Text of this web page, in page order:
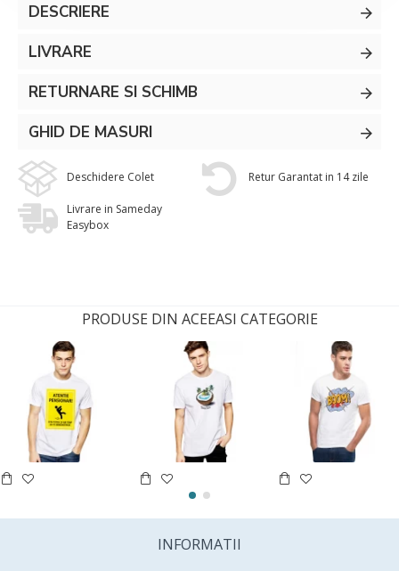
DESCRIERE
LIVRARE
RETURNARE SI SCHIMB
GHID DE MASURI
Deschidere Colet Retur Garantat in 14 zile
Livrare in Sameday
Easybox
PRODUSE DIN ACEEASI CATEGORIE
INFORMATII